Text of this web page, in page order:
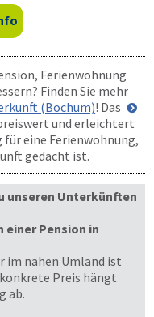
Ferienwohnung
Finden Sie mehr
(Bochum)! Das
und erleichtert
für eine Ferienwohnung,
gedacht ist.
unseren Unterkünften
einer Pension in
im nahen Umland ist
Preis hängt
ab.